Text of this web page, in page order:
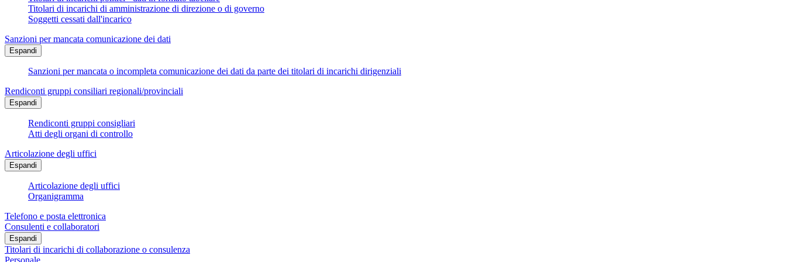
Titolari di incarichi di amministrazione di direzione o di governo
Soggetti cessati dall'incarico
Sanzioni per mancata comunicazione dei dati
Espandi
Sanzioni per mancata o incompleta comunicazione dei dati da parte dei titolari di incarichi dirigenziali
Rendiconti gruppi consiliari regionali/provinciali
Espandi
Rendiconti gruppi consigliari
Atti degli organi di controllo
Articolazione degli uffici
Espandi
Articolazione degli uffici
Organigramma
Telefono e posta elettronica
Consulenti e collaboratori
Espandi
Titolari di incarichi di collaborazione o consulenza
Personale